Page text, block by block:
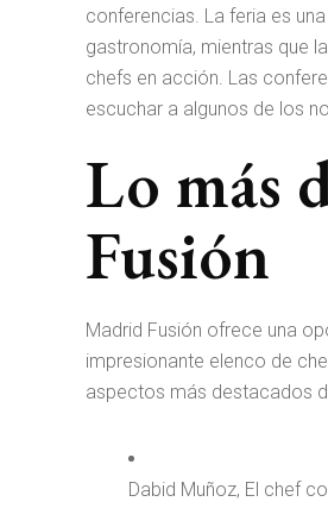
conferencias. La feria es
gastronomía, mientras que
chefs en acción. Las
escuchar a algunos de los
Lo más
Fusión
Madrid Fusión ofrece una
impresionante elenco de
aspectos más destacados
Dabid Muñoz, El chef